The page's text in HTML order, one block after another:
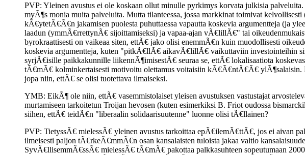
PVP: Yleinen avustus ei ole koskaan ollut minulle pyrkimys korvata julkisia
myÃ¶s monia muita palveluita. Mutta tilanteessa, jossa markkinat toimivat
kÃ€ytetÃ€Ã€n jakamisen puolesta puhuttaessa vapautta koskevia argumentteja (ja
laadun (ymmÃ€rrettynÃ€ sijoittamiseksi) ja vapaa-ajan vÃ€lillÃ€" tai
byrokraattisesti on vaikeaa siten, ettÃ€ jako olisi enemmÃ€n kuin muodollisesti
koskevia argumentteja, kuten "pitkÃ€llÃ€ aikavÃ€lillÃ€ vaikuttaviin investointeihin
syrjÃ€isille paikkakunnille liikennÃ¶imisestÃ€ seuraa se, ettÃ€ lokalisaatiota
tÃ€mÃ€ kolminkertaisesti motivoitu olettamus voitaisiin kÃ€Ã€ntÃ€Ã€
jopa niin, ettÃ€ se olisi tuotettava ilmaiseksi.
YMB: EikÃ¶ ole niin, ettÃ€ vasemmistolaiset yleisen avustuksen vastustajat
murtamiseen tarkoitetun Troijan hevosen (kuten esimerkiksi B. Friot oudossa
siihen, ettÃ€ teidÃ€n "liberaalin solidaarisuutenne" luonne olisi tÃ€llainen?
PVP: TietyssÃ€ mielessÃ€ yleinen avustus tarkoittaa epÃ€ilemÃ€ttÃ€, jos ei aivan
ilmeisesti paljon tÃ€rkeÃ€mmÃ€n osan kansalaisten tuloista jakaa valtio
SyvÃ€llisemmÃ€ssÃ€ mielessÃ€ tÃ€mÃ€ pakottaa palkkasuhteen sopeutumaan